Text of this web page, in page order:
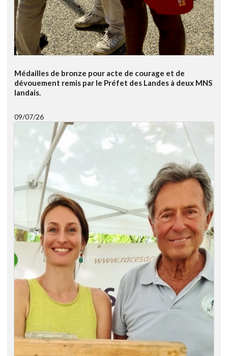
Médailles de bronze pour acte de courage et de
dévouement remis par le Préfet des Landes à deux MNS
landais.
09/07/26